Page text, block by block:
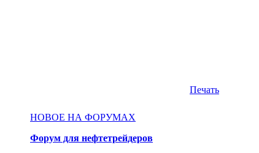
Печать
НОВОЕ НА ФОРУМАХ
Форум для нефтетрейдеров